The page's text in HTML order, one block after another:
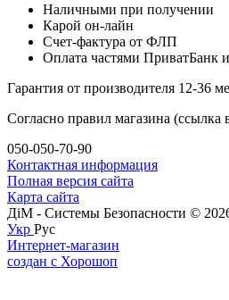
Наличными при получении
Карой он-лайн
Счет-фактура от ФЛП
Оплата частями ПриватБанк
Гарантия от производителя 12-36
Согласно правил магазина (ссылка
050-050-70-90
Контактная информация
Полная версия сайта
Карта сайта
ДіМ - Системы Безопасности ©
Укр Рус
Интернет-магазин
создан с Хорошоп